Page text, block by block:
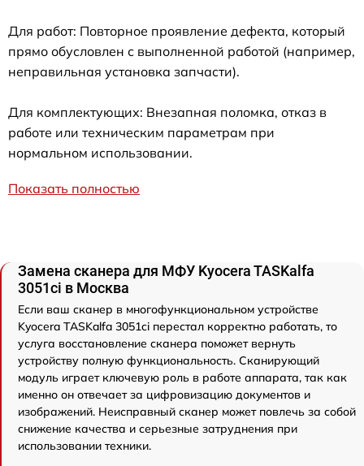
Для работ: Повторное проявление дефекта, который
прямо обусловлен с выполненной работой (например,
неправильная установка запчасти).
Для комплектующих: Внезапная поломка, отказ в
работе или техническим параметрам при
нормальном использовании.
Показать полностью
Замена сканера для МФУ Kyocera TASKalfa
3051ci в Москва
Если ваш сканер в многофункциональном устройстве
Kyocera TASKalfa 3051ci перестал корректно работать, то
услуга восстановление сканера поможет вернуть
устройству полную функциональность. Сканирующий
модуль играет ключевую роль в работе аппарата, так как
именно он отвечает за цифровизацию документов и
изображений. Неисправный сканер может повлечь за собой
снижение качества и серьезные затруднения при
использовании техники.